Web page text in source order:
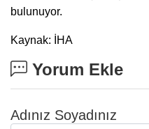
bulunuyor.
Kaynak: İHA
Yorum Ekle
Adınız Soyadınız